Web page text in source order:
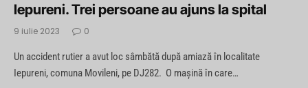
Iepureni. Trei persoane au ajuns la spital
9 iulie 2023 0
Un accident rutier a avut loc sâmbătă după amiază în localitate
Iepureni, comuna Movileni, pe DJ282. O maşină în care…